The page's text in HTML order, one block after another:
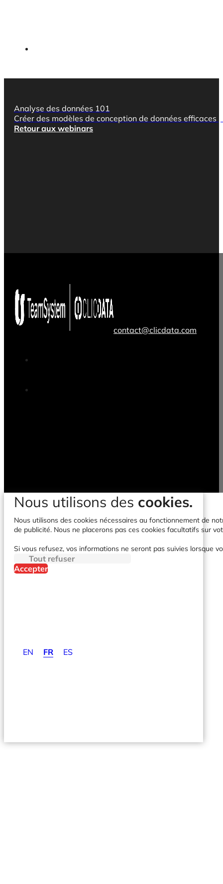
Analyse des données 101
Créer des modèles de conception de données efficaces
Retour aux webinars
contact@clicdata.com
EN FR ES
Nous utilisons des cookies.
Nous utilisons des cookies nécessaires au fonctionnement de
de publicité. Nous ne placerons pas ces cookies facultatifs sur
Si vous refusez, vos informations ne seront pas suivies lorsque
Tout refuser
Accepter